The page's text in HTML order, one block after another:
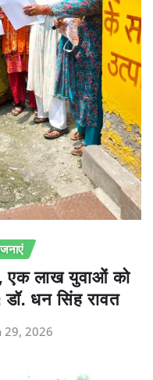
एक लाख युवाओं को
धन सिंह रावत
29, 2026